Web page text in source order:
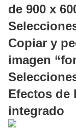
de 900 x
Copiar y
imagen
Efectos de
integrado